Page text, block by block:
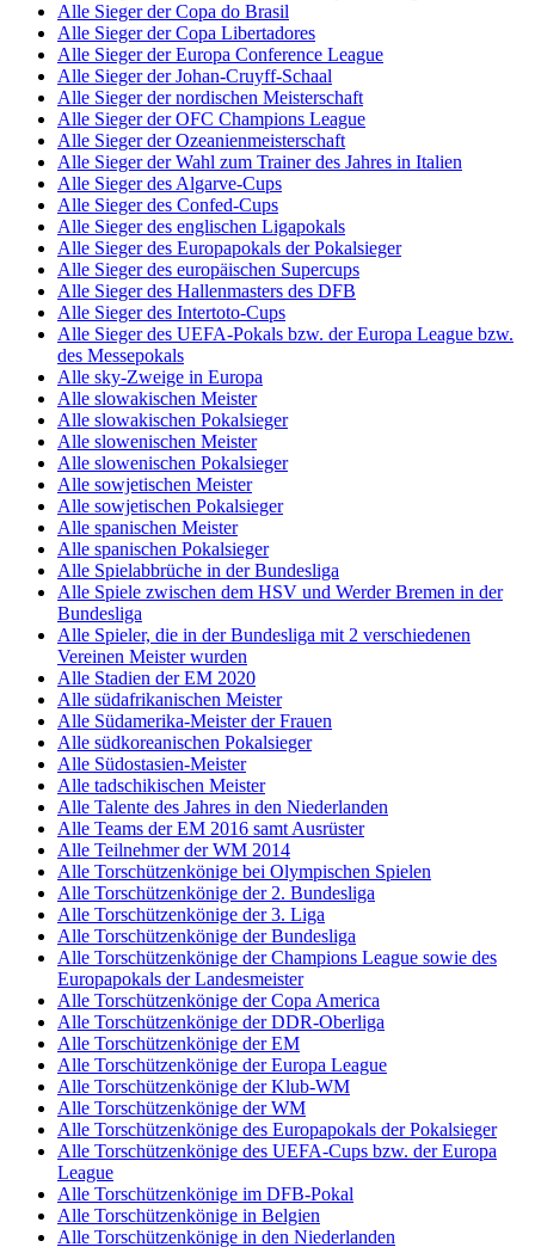
Alle Sieger der Copa do Brasil
Alle Sieger der Copa Libertadores
Alle Sieger der Europa Conference League
Alle Sieger der Johan-Cruyff-Schaal
Alle Sieger der nordischen Meisterschaft
Alle Sieger der OFC Champions League
Alle Sieger der Ozeanienmeisterschaft
Alle Sieger der Wahl zum Trainer des Jahres in Italien
Alle Sieger des Algarve-Cups
Alle Sieger des Confed-Cups
Alle Sieger des englischen Ligapokals
Alle Sieger des Europapokals der Pokalsieger
Alle Sieger des europäischen Supercups
Alle Sieger des Hallenmasters des DFB
Alle Sieger des Intertoto-Cups
Alle Sieger des UEFA-Pokals bzw. der Europa League bzw.
des Messepokals
Alle sky-Zweige in Europa
Alle slowakischen Meister
Alle slowakischen Pokalsieger
Alle slowenischen Meister
Alle slowenischen Pokalsieger
Alle sowjetischen Meister
Alle sowjetischen Pokalsieger
Alle spanischen Meister
Alle spanischen Pokalsieger
Alle Spielabbrüche in der Bundesliga
Alle Spiele zwischen dem HSV und Werder Bremen in der
Bundesliga
Alle Spieler, die in der Bundesliga mit 2 verschiedenen
Vereinen Meister wurden
Alle Stadien der EM 2020
Alle südafrikanischen Meister
Alle Südamerika-Meister der Frauen
Alle südkoreanischen Pokalsieger
Alle Südostasien-Meister
Alle tadschikischen Meister
Alle Talente des Jahres in den Niederlanden
Alle Teams der EM 2016 samt Ausrüster
Alle Teilnehmer der WM 2014
Alle Torschützenkönige bei Olympischen Spielen
Alle Torschützenkönige der 2. Bundesliga
Alle Torschützenkönige der 3. Liga
Alle Torschützenkönige der Bundesliga
Alle Torschützenkönige der Champions League sowie des
Europapokals der Landesmeister
Alle Torschützenkönige der Copa America
Alle Torschützenkönige der DDR-Oberliga
Alle Torschützenkönige der EM
Alle Torschützenkönige der Europa League
Alle Torschützenkönige der Klub-WM
Alle Torschützenkönige der WM
Alle Torschützenkönige des Europapokals der Pokalsieger
Alle Torschützenkönige des UEFA-Cups bzw. der Europa
League
Alle Torschützenkönige im DFB-Pokal
Alle Torschützenkönige in Belgien
Alle Torschützenkönige in den Niederlanden